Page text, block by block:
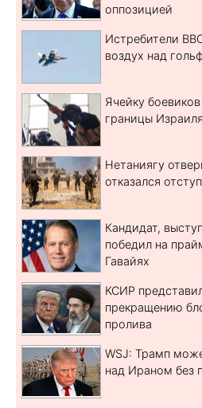
оппозицией
Истребители
воздух над
Ячейку
границы Израиля
Нетаниягу
отказался
Кандидат,
победил на
Гавайях
КСИР
прекращению
пролива
WSJ: Трамп
над Ираном без